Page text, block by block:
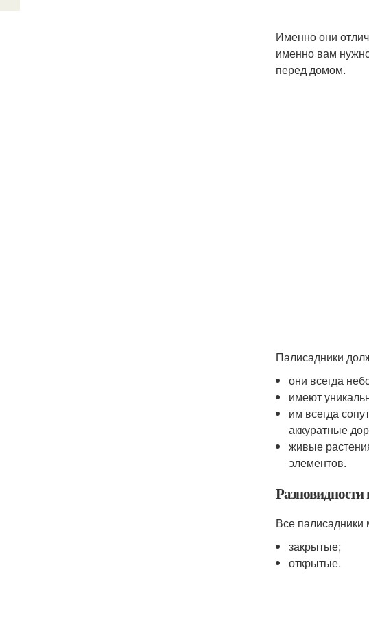
Именно они
именно вам
перед домом.
Палисадники
они всегда
имеют
им всегда
аккуратные
живые
элементов.
Все палисадники
закрытые;
открытые.